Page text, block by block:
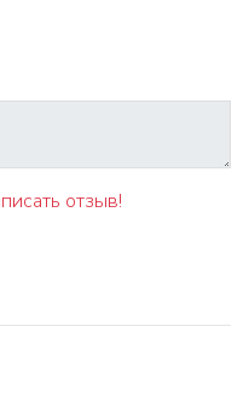
отзыв!